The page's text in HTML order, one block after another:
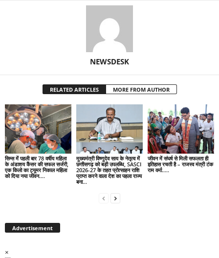
NEWSDESK
RELATED ARTICLES MORE FROM AUTHOR
सिम्स में पहली बार 78 वर्षीय महिला
के अंडाशय कैंसर की सफल सर्जरी,
एक किलो का ट्यूमर निकाल महिला
को दिया नया जीवन….
मुख्यमंत्री विष्णुदेव साय के नेतृत्व में
छत्तीसगढ़ को बड़ी उपलब्धि, SASCI
2026-27 के तहत प्रोत्साहन राशि
प्राप्त करने वाला देश का पहला राज्य
बना...
जीवन में संघर्ष से मिली सफलता ही
इतिहास रचती है – राजस्व मंत्री टंक
राम वर्मा…..
Advertisement
×